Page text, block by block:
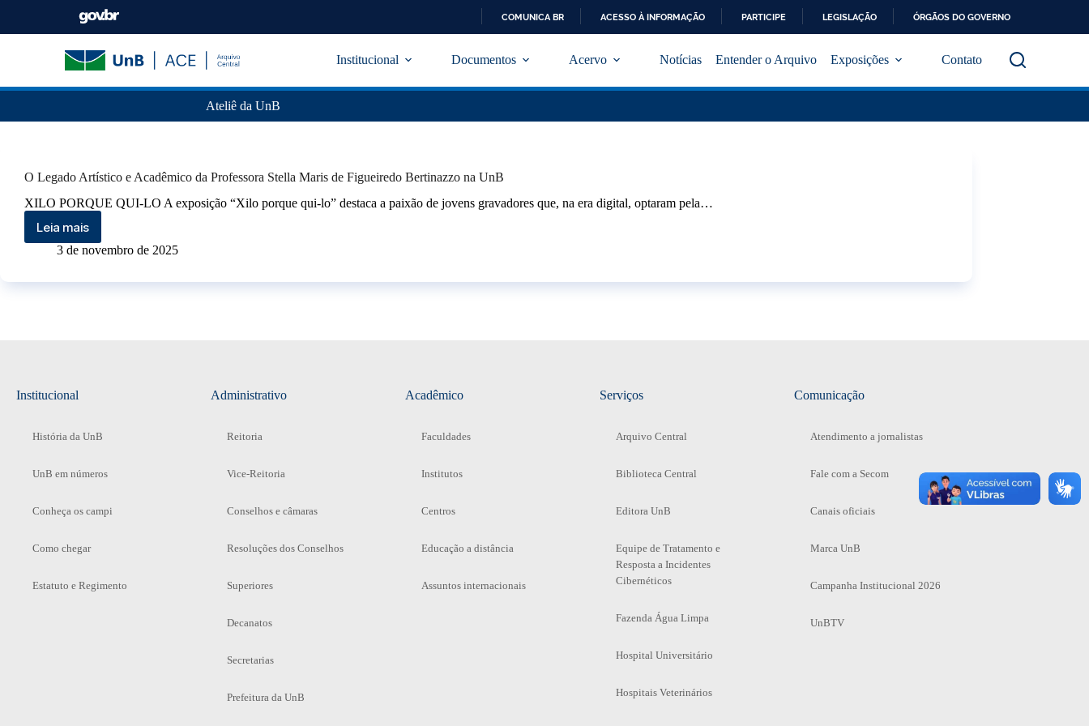
A
E
COMUNICA BR ACESSO À INFORMAÇÃO PARTICIPE LEGISLAÇÃO ÓRGÃOS DO GOVERNO
Institucional Documentos Acervo Notícias Entender o Arquivo Exposições Contato
Ateliê da UnB
O Legado Artístico e Acadêmico da Professora Stella Maris de Figueiredo Bertinazzo na UnB
XILO PORQUE QUI-LO A exposição “Xilo porque qui-lo” destaca a paixão de jovens gravadores que, na era digital, optaram pela…
Leia mais
3 de novembro de 2025
Institucional
História da UnB
UnB em números
Conheça os campi
Como chegar
Estatuto e Regimento
Administrativo
Reitoria
Vice-Reitoria
Conselhos e câmaras
Resoluções dos Conselhos
Superiores
Decanatos
Secretarias
Prefeitura da UnB
Acadêmico
Faculdades
Institutos
Centros
Educação a distância
Assuntos internacionais
Serviços
Arquivo Central
Biblioteca Central
Editora UnB
Equipe de Tratamento e
Resposta a Incidentes
Cibernéticos
Fazenda Água Limpa
Hospital Universitário
Hospitais Veterinários
Comunicação
Atendimento a jornalistas
Fale com a Secom
Canais oficiais
Marca UnB
Campanha Institucional 2026
UnBTV